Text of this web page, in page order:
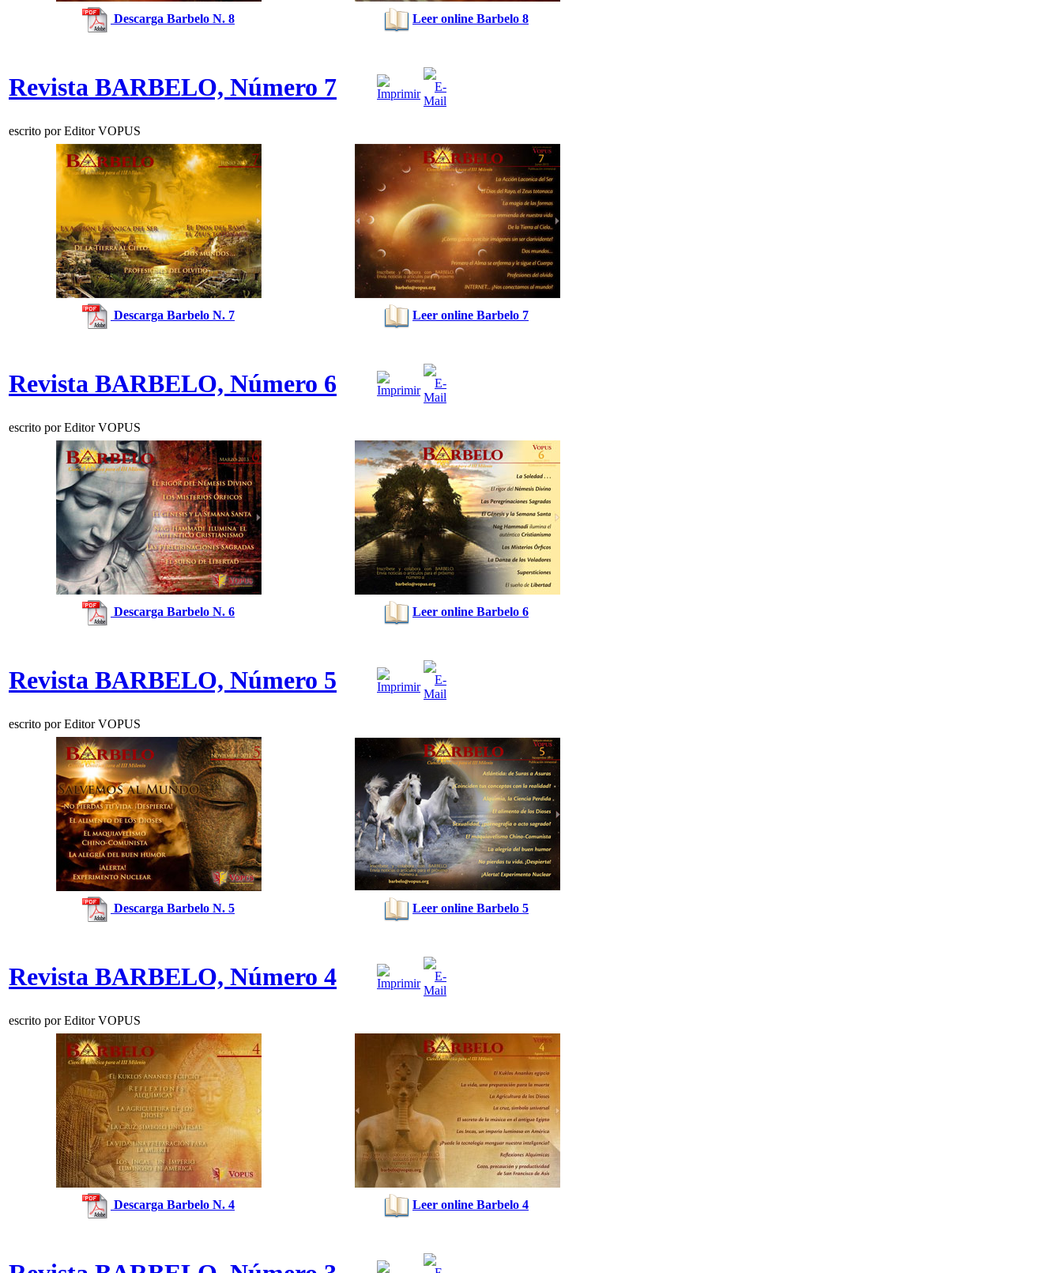
Descarga Barbelo N. 8 Leer online Barbelo 8
Revista BARBELO, Número 7
escrito por Editor VOPUS
Descarga Barbelo N. 7 Leer online Barbelo 7
Revista BARBELO, Número 6
escrito por Editor VOPUS
Descarga Barbelo N. 6 Leer online Barbelo 6
Revista BARBELO, Número 5
escrito por Editor VOPUS
Descarga Barbelo N. 5 Leer online Barbelo 5
Revista BARBELO, Número 4
escrito por Editor VOPUS
Descarga Barbelo N. 4 Leer online Barbelo 4